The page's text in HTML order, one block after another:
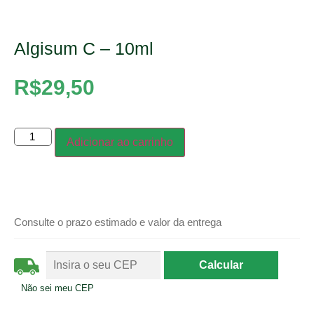
Algisum C – 10ml
R$29,50
Adicionar ao carrinho
Consulte o prazo estimado e valor da entrega
Não sei meu CEP